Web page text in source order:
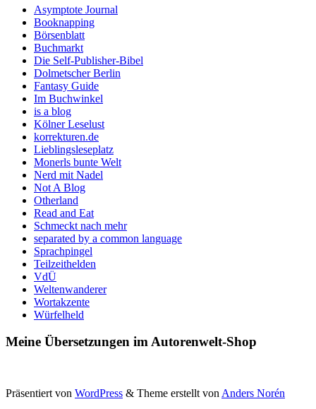
Asymptote Journal
Booknapping
Börsenblatt
Buchmarkt
Die Self-Publisher-Bibel
Dolmetscher Berlin
Fantasy Guide
Im Buchwinkel
is a blog
Kölner Leselust
korrekturen.de
Lieblingsleseplatz
Monerls bunte Welt
Nerd mit Nadel
Not A Blog
Otherland
Read and Eat
Schmeckt nach mehr
separated by a common language
Sprachpingel
Teilzeithelden
VdÜ
Weltenwanderer
Wortakzente
Würfelheld
Meine Übersetzungen im Autorenwelt-Shop
Präsentiert von WordPress & Theme erstellt von Anders Norén